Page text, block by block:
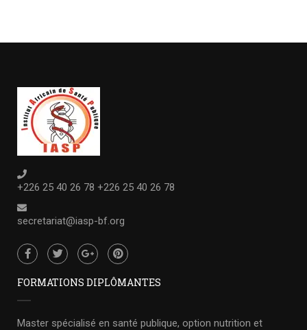
+226 25 40 26 78 +226 25 40 26 78
secretariat@iasp-bf.org
FORMATIONS DIPLÔMANTES
Master spécialisé en santé publique, option nutrition et